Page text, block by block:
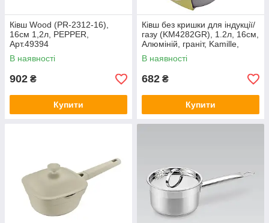
Ківш Wood (PR-2312-16),
16см 1,2л, PEPPER,
Арт.49394
В наявності
902 ₴
Купити
Ківш без кришки для індукції/
газу (KM4282GR), 1.2л, 16см,
Алюміній, граніт, Kamille,
Арт.50084
В наявності
682 ₴
Купити